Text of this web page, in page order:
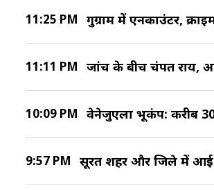
11:25 PM गुरुग्राम में एनकाउंटर,
11:11 PM जांच के बीच चंपत राय,
10:09 PM वेनेजुएला भूकंप: करीब
9:57 PM सूरत शहर और जिले में आई